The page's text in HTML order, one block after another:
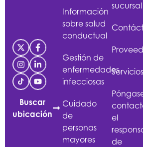
Buscar
ubicación
Información
sobre salud
conductual
Gestión de
enfermedades
infecciosas
Cuidado
de
personas
mayores
sucursal
Servicios
el
de